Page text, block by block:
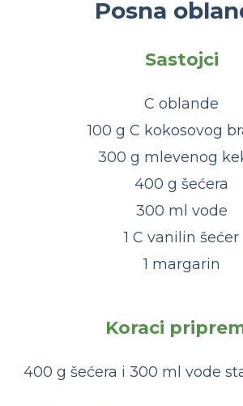
Posna
Sastojci
C oblande
100 g C kokosovog
300 g mlevenog
400 g šećera
300 ml vode
1 C vanilin šećer
1 margarin
Koraci
400 g šećera i 300 ml vode